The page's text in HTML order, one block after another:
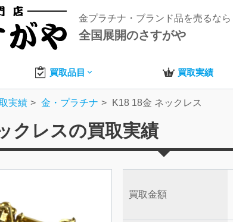
金プラチナ・ブランド品を売るなら
全国展開のさすがや
買取品目 買取実績
実績 金・プラチナ K18 18金 ネックレス
クレスの買取実績
買取金額